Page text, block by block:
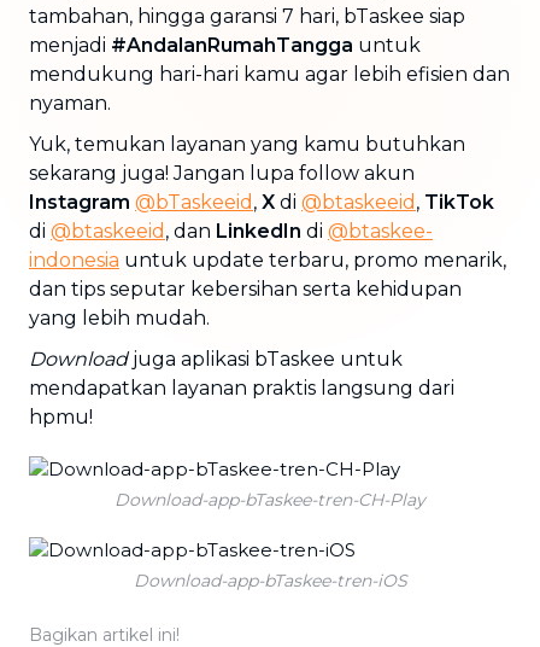
tambahan, hingga garansi 7 hari, bTaskee siap
menjadi #AndalanRumahTangga untuk
mendukung hari-hari kamu agar lebih efisien dan
nyaman.
Yuk, temukan layanan yang kamu butuhkan
sekarang juga! Jangan lupa follow akun
Instagram @bTaskeeid , X di @btaskeeid , TikTok
di @btaskeeid , dan LinkedIn di @btaskee-
indonesia untuk update terbaru, promo menarik,
dan tips seputar kebersihan serta kehidupan
yang lebih mudah.
Downloadjuga aplikasi bTaskee untuk
mendapatkan layanan praktis langsung dari
hpmu!
Download-app-bTaskee-tren-CH-Play
Download-app-bTaskee-tren-iOS
Bagikan artikel ini!